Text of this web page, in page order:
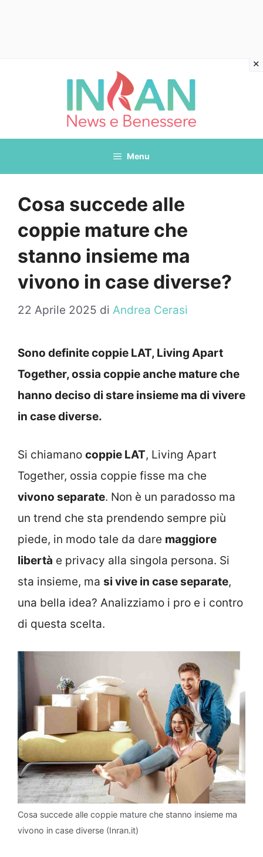
Menu
Cosa succede alle
coppie mature che
stanno insieme ma
vivono in case diverse?
22 Aprile 2025 di Andrea Cerasi
Sono definite coppie LAT, Living Apart
Together, ossia coppie anche mature che
hanno deciso di stare insieme ma di vivere
in case diverse.
Si chiamano coppie LAT, Living Apart
Together, ossia coppie fisse ma che
vivono separate. Non è un paradosso ma
un trend che sta prendendo sempre più
piede, in modo tale da dare maggiore
libertà e privacy alla singola persona. Si
sta insieme, ma si vive in case separate,
una bella idea? Analizziamo i pro e i contro
di questa scelta.
Cosa succede alle coppie mature che stanno insieme ma
vivono in case diverse (Inran.it)